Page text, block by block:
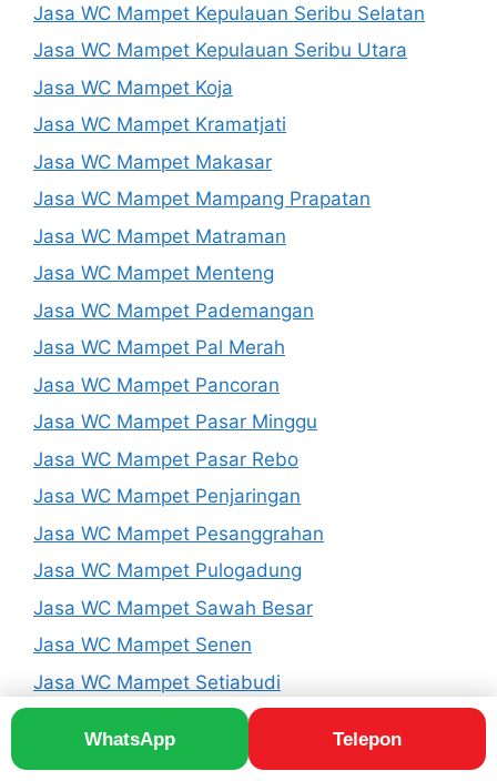
WhatsApp Telepon
Jasa WC Mampet Kepulauan Seribu Selatan
Jasa WC Mampet Kepulauan Seribu Utara
Jasa WC Mampet Koja
Jasa WC Mampet Kramatjati
Jasa WC Mampet Makasar
Jasa WC Mampet Mampang Prapatan
Jasa WC Mampet Matraman
Jasa WC Mampet Menteng
Jasa WC Mampet Pademangan
Jasa WC Mampet Pal Merah
Jasa WC Mampet Pancoran
Jasa WC Mampet Pasar Minggu
Jasa WC Mampet Pasar Rebo
Jasa WC Mampet Penjaringan
Jasa WC Mampet Pesanggrahan
Jasa WC Mampet Pulogadung
Jasa WC Mampet Sawah Besar
Jasa WC Mampet Senen
Jasa WC Mampet Setiabudi
Jasa WC Mampet Taman Sari
Jasa WC Mampet Tambora